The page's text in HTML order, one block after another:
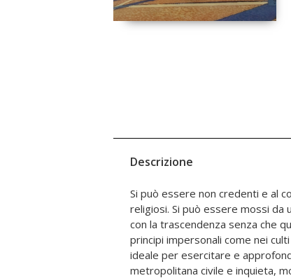
Descrizione
Si può essere non credenti e al
religiosi. Si può essere mossi da
con la trascendenza senza che
principi impersonali come nei
ideale per esercitare e
metropolitana civile e inquieta,
mondano alla vita individuale e
dibattito fra atei e credenti,
rivendicando il carattere
religioso del modo in cui molti atei
del senso dell’esistenza e
riguarda solo la razionalità, ma